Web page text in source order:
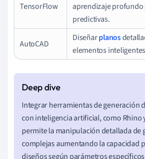
TensorFlow
aprendizaje profundo
predictivas.
AutoCAD
Diseñarplanos
elementos
Integrar herramientas de generación
con inteligencia artificial, como Rhino
permite la manipulación detallada de
complejas aumentando la capacidad
diseños según parámetros